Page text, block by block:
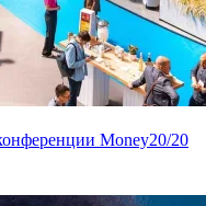
Money20/20